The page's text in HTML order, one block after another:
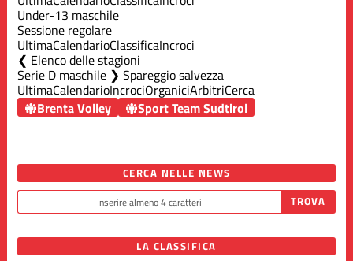
Under-13 maschile
Sessione regolare
UltimaCalendarioClassificaIncroci
Elenco delle stagioni
Serie D maschile ❯ Spareggio salvezza
UltimaCalendarioIncrociOrganiciArbitriCerca
Brenta Volley
Sport Team Sudtirol
CERCA NELLE NEWS
LA CLASSIFICA